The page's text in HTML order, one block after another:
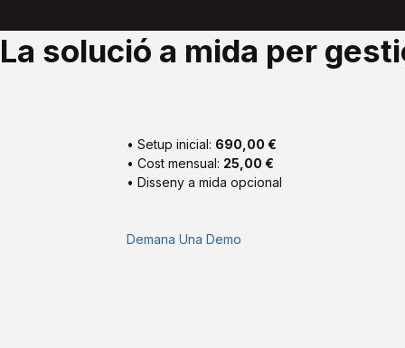
La solució a mida per
• Setup inicial: 690,00 €
• Cost mensual: 25,00 €
• Disseny a mida opcional
Demana Una Demo